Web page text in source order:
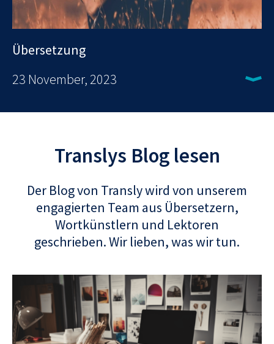
Übersetzung
23 November, 2023
Translys Blog lesen
Der Blog von Transly wird von unserem
engagierten Team aus Übersetzern,
Wortkünstlern und Lektoren
geschrieben. Wir lieben, was wir tun.